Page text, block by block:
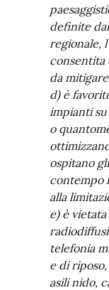
definite
regionale,
consentita
da
d) è
impianti
o
ospitano
contempo
alla
e) è
telefonia
e di
asili nido,